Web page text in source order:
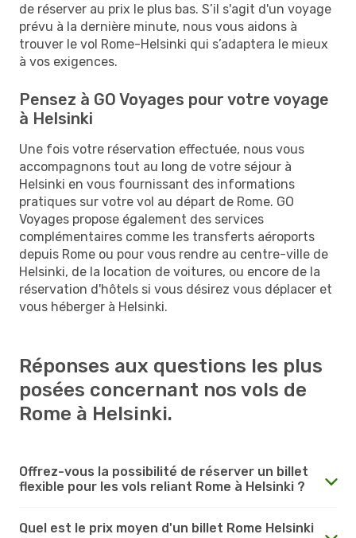
de réserver au prix le plus bas. S’il s'agit d'un voyage
prévu à la dernière minute, nous vous aidons à
trouver le vol Rome-Helsinki qui s’adaptera le mieux
à vos exigences.
Pensez à GO Voyages pour votre voyage
à Helsinki
Une fois votre réservation effectuée, nous vous
accompagnons tout au long de votre séjour à
Helsinki en vous fournissant des informations
pratiques sur votre vol au départ de Rome. GO
Voyages propose également des services
complémentaires comme les transferts aéroports
depuis Rome ou pour vous rendre au centre-ville de
Helsinki, de la location de voitures, ou encore de la
réservation d'hôtels si vous désirez vous déplacer et
vous héberger à Helsinki.
Réponses aux questions les plus
posées concernant nos vols de
Rome à Helsinki.
Offrez-vous la possibilité de réserver un billet
flexible pour les vols reliant Rome à Helsinki ?
Quel est le prix moyen d'un billet Rome Helsinki